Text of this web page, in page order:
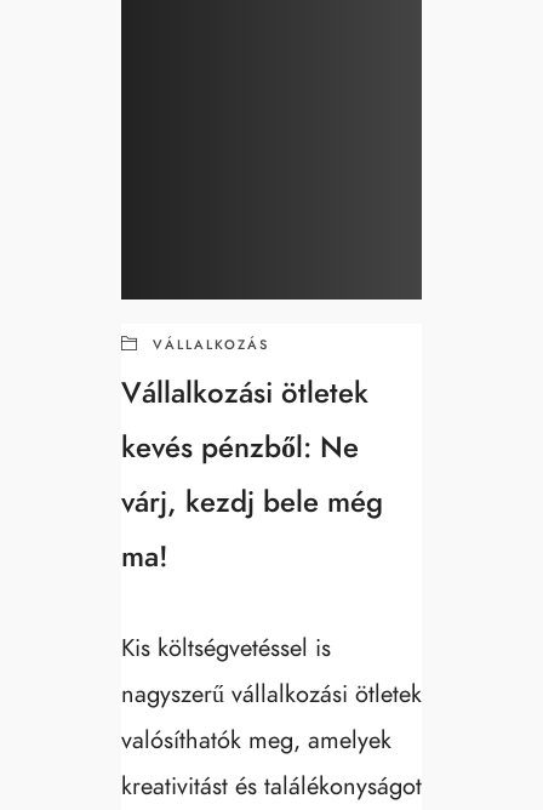
VÁLLALKOZÁS
Vállalkozási ötletek
kevés pénzből: Ne
várj, kezdj bele még
ma!
Kis költségvetéssel is
nagyszerű vállalkozási ötletek
valósíthatók meg, amelyek
kreativitást és találékonyságot